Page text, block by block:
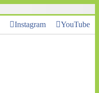
Instagram YouTube